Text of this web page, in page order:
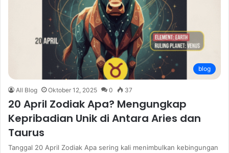
blog
All Blog Oktober 12, 2025 0 37
20 April Zodiak Apa? Mengungkap
Kepribadian Unik di Antara Aries dan
Taurus
Tanggal 20 April Zodiak Apa sering kali menimbulkan kebingungan